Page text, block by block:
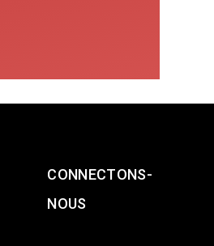
CONNECTONS-
NOUS